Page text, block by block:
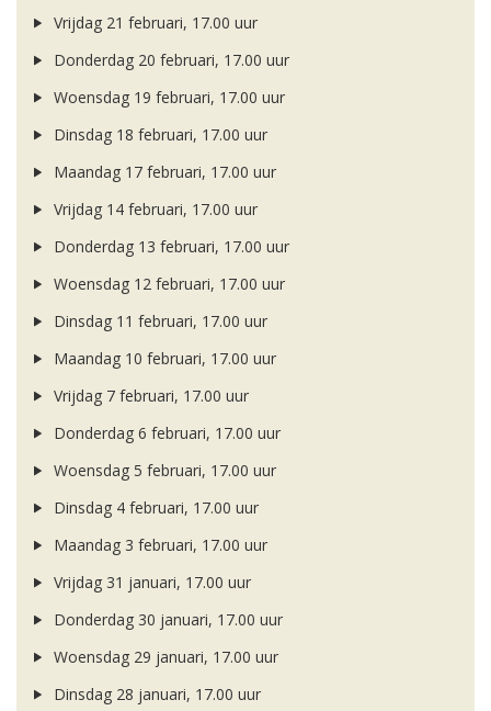
Vrijdag 21 februari, 17.00 uur
Donderdag 20 februari, 17.00 uur
Woensdag 19 februari, 17.00 uur
Dinsdag 18 februari, 17.00 uur
Maandag 17 februari, 17.00 uur
Vrijdag 14 februari, 17.00 uur
Donderdag 13 februari, 17.00 uur
Woensdag 12 februari, 17.00 uur
Dinsdag 11 februari, 17.00 uur
Maandag 10 februari, 17.00 uur
Vrijdag 7 februari, 17.00 uur
Donderdag 6 februari, 17.00 uur
Woensdag 5 februari, 17.00 uur
Dinsdag 4 februari, 17.00 uur
Maandag 3 februari, 17.00 uur
Vrijdag 31 januari, 17.00 uur
Donderdag 30 januari, 17.00 uur
Woensdag 29 januari, 17.00 uur
Dinsdag 28 januari, 17.00 uur